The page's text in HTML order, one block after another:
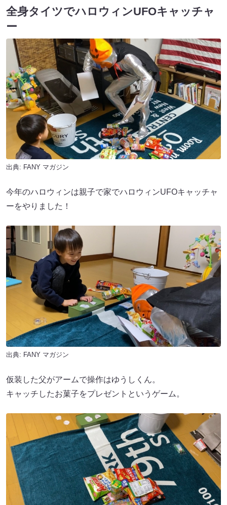
全身タイツでハロウィンUFOキャッチャ
ー
出典: FANY マガジン
今年のハロウィンは親子で家でハロウィンUFOキャッチャ
ーをやりました！
出典: FANY マガジン
仮装した父がアームで操作はゆうしくん。
キャッチしたお菓子をプレゼントというゲーム。